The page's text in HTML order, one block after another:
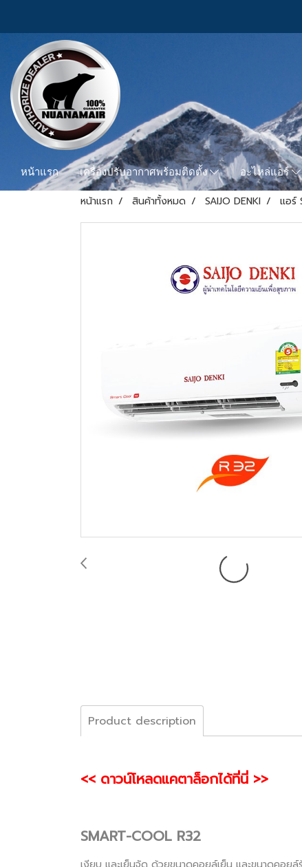
หน้าแรก เครื่องปรับอากาศพร้อมติดตั้ง อะไหล่แอร์
หน้าแรก สินค้าทั้งหมด SAIJO DENKI แอร์
Product description
<< ดาวน์โหลดแคตาล็อกได้ที่นี่ >>
SMART-COOL R32